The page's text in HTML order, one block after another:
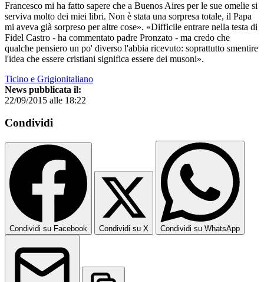
Francesco mi ha fatto sapere che a Buenos Aires per le sue omelie si
serviva molto dei miei libri. Non è stata una sorpresa totale, il Papa
mi aveva già sorpreso per altre cose». «Difficile entrare nella testa di
Fidel Castro - ha commentato padre Pronzato - ma credo che
qualche pensiero un po' diverso l'abbia ricevuto: soprattutto smentire
l'idea che essere cristiani significa essere dei musoni».
Ticino e Grigionitaliano
News pubblicata il:
22/09/2015 alle 18:22
Condividi
Condividi su Facebook Condividi su X Condividi su WhatsApp